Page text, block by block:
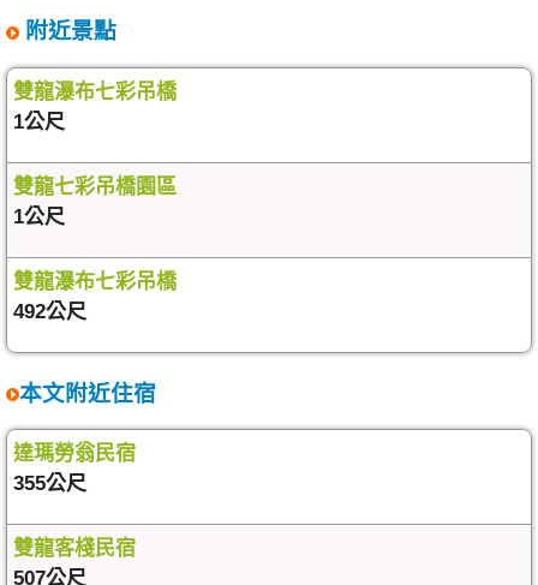
附近景點
雙龍瀑布七彩吊橋
1公尺
雙龍七彩吊橋園區
1公尺
雙龍瀑布七彩吊橋
492公尺
本文附近住宿
達瑪勞翁民宿
355公尺
雙龍客棧民宿
507公尺